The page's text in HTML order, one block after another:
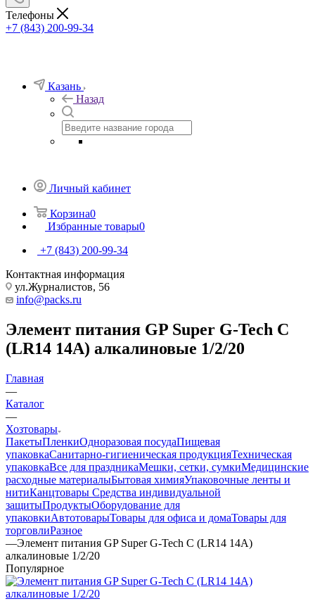
Телефоны
+7 (843) 200-99-34
Казань
Назад
Личный кабинет
Корзина0
Избранные товары0
+7 (843) 200-99-34
Контактная информация
ул.Журналистов, 56
info@packs.ru
Элемент питания GP Super G-Tech C
(LR14 14А) алкалиновые 1/2/20
Главная
—
Каталог
—
Хозтовары
ПакетыПленкиОдноразовая посудаПищевая
упаковкаСанитарно-гигиеническая продукцияТехническая
упаковкаВсе для праздникаМешки, сетки, сумкиМедицинские
расходные материалыБытовая химияУпаковочные ленты и
нитиКанцтовары Средства индивидуальной
защитыПродуктыОборудование для
упаковкиАвтотоварыТовары для офиса и домаТовары для
торговлиРазное
—Элемент питания GP Super G-Tech C (LR14 14А)
алкалиновые 1/2/20
Популярное